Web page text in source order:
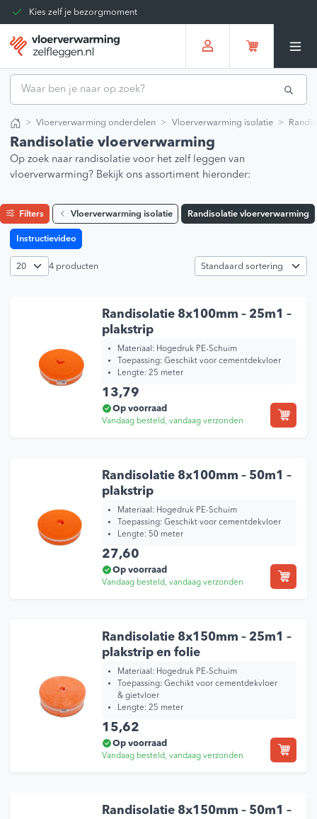
Kies zelf je bezorgmoment
Tot 30 dagen terug te sturen
Gratis verzending vanaf
Vloerverwarming onderdelen Vloerverwarming isolatie
Randisolatie vloerverwarming
Op zoek naar randisolatie voor het zelf leggen van
vloerverwarming? Bekijk ons assortiment hieronder:
Filters Vloerverwarming isolatie Randisolatie vloerverwarming
Instructievideo
4 producten
Randisolatie 8x100mm – 25m1 –
plakstrip
Materiaal: Hogedruk PE-Schuim
Toepassing: Geschikt voor cementdekvloer
Lengte: 25 meter
13,79
Op voorraad
Vandaag besteld, vandaag verzonden
Randisolatie 8x100mm – 50m1 –
plakstrip
Materiaal: Hogedruk PE-Schuim
Toepassing: Geschikt voor cementdekvloer
Lengte: 50 meter
27,60
Op voorraad
Vandaag besteld, vandaag verzonden
Randisolatie 8x150mm – 25m1 –
plakstrip en folie
Materiaal: Hogedruk PE-Schuim
Toepassing: Gechikt voor cementdekvloer
& gietvloer
Lengte: 25 meter
15,62
Op voorraad
Vandaag besteld, vandaag verzonden
Randisolatie 8x150mm – 50m1 –